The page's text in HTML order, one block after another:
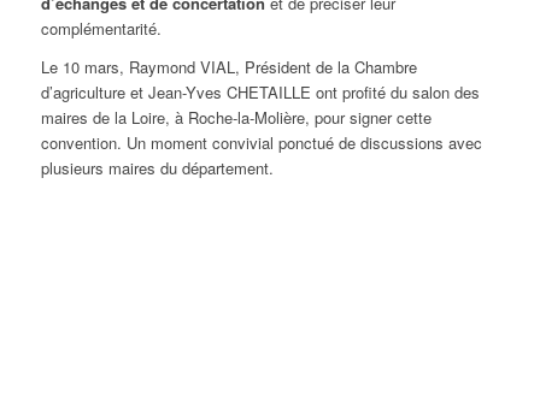
complémentarité.
Le 10 mars, Raymond VIAL, Président de la Chambre
d’agriculture et Jean-Yves CHETAILLE ont profité du salon des
maires de la Loire, à Roche-la-Molière, pour signer cette
convention. Un moment convivial ponctué de discussions avec
plusieurs maires du département.